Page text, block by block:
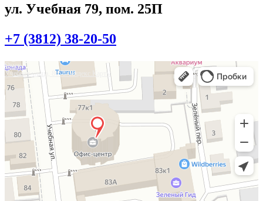
ул. Учебная 79, пом. 25П
+7 (3812) 38-20-50
Омск
Учебная улица, 86 — Яндекс.Карты